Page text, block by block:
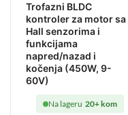
Trofazni BLDC
kontroler za motor sa
Hall senzorima i
funkcijama
napred/nazad i
kočenja (450W, 9-
60V)
Na lageru 20+ kom